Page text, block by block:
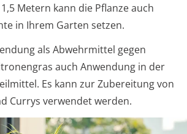
Metern kann die Pflanze auch
in Ihrem Garten setzen.
als Abwehrmittel gegen
auch Anwendung in der
Es kann zur Zubereitung von
Currys verwendet werden.